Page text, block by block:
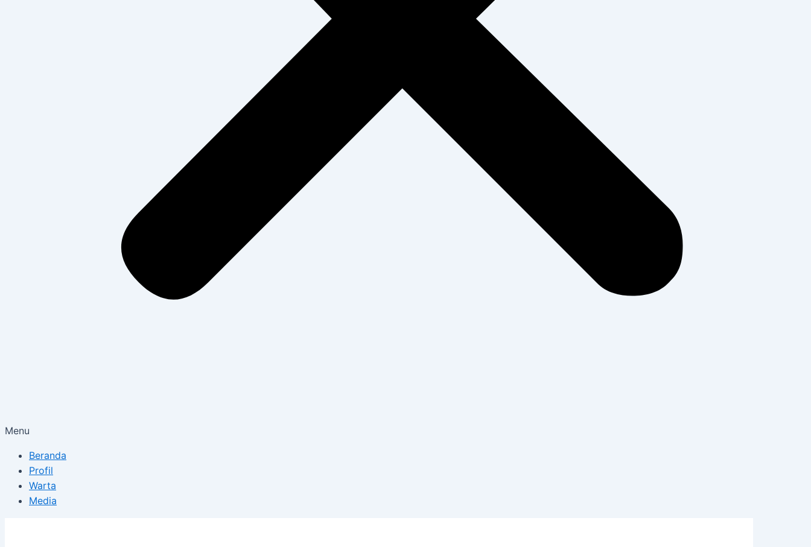
Menu
Beranda
Profil
Warta
Media